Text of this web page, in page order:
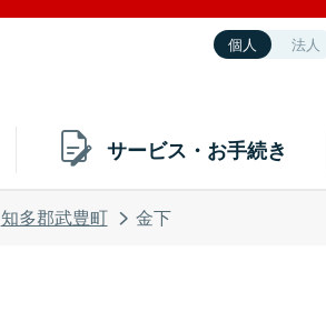
個人 法人
サービス・お手続き
知多郡武豊町 金下